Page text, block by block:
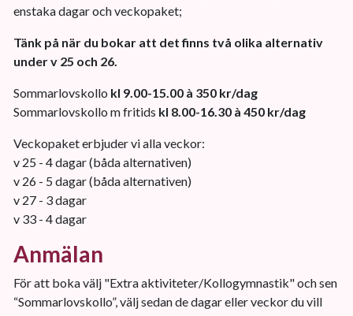
enstaka dagar och veckopaket;
Tänk på när du bokar att det finns två olika alternativ
under v 25 och 26.
Sommarlovskollo kl 9.00-15.00 à 350 kr/dag
Sommarlovskollo m fritids kl 8.00-16.30 à 450 kr/dag
Veckopaket erbjuder vi alla veckor:
v 25 - 4 dagar (båda alternativen)
v 26 - 5 dagar (båda alternativen)
v 27 - 3 dagar
v 33 - 4 dagar
Anmälan
För att boka välj "Extra aktiviteter/Kollogymnastik" och sen
“Sommarlovskollo”, välj sedan de dagar eller veckor du vill